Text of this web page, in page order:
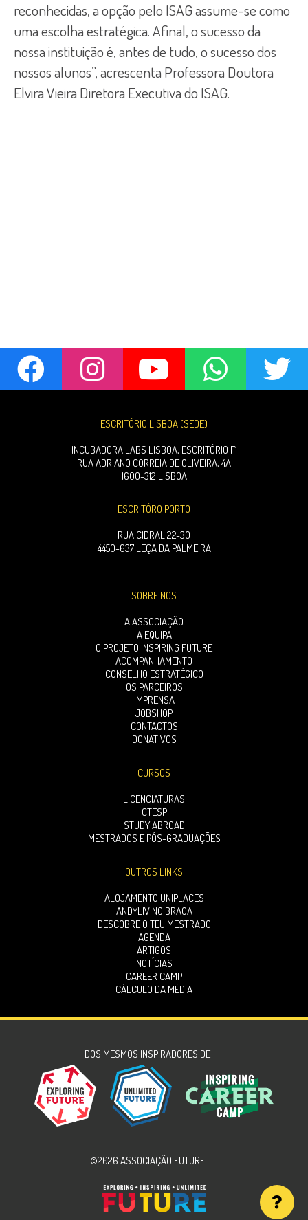
reconhecidas, a opção pelo ISAG assume-se como
uma escolha estratégica. Afinal, o sucesso da
nossa instituição é, antes de tudo, o sucesso dos
nossos alunos”, acrescenta Professora Doutora
Elvira Vieira Diretora Executiva do ISAG.
ESCRITÓRIO LISBOA (SEDE)
INCUBADORA LABS LISBOA, ESCRITÓRIO F1
RUA ADRIANO CORREIA DE OLIVEIRA, 4A
1600-312 LISBOA
ESCRITÓRO PORTO
RUA CIDRAL 22-30
4450-637 LEÇA DA PALMEIRA
SOBRE NÓS
A ASSOCIAÇÃO
A EQUIPA
O PROJETO INSPIRING FUTURE
ACOMPANHAMENTO
CONSELHO ESTRATÉGICO
OS PARCEIROS
IMPRENSA
JOBSHOP
CONTACTOS
DONATIVOS
CURSOS
LICENCIATURAS
CTESP
STUDY ABROAD
MESTRADOS E PÓS-GRADUAÇÕES
OUTROS LINKS
ALOJAMENTO UNIPLACES
ANDYLIVING BRAGA
DESCOBRE O TEU MESTRADO
AGENDA
ARTIGOS
NOTÍCIAS
CAREER CAMP
CÁLCULO DA MÉDIA
DOS MESMOS INSPIRADORES DE
©2026 ASSOCIAÇÃO FUTURE